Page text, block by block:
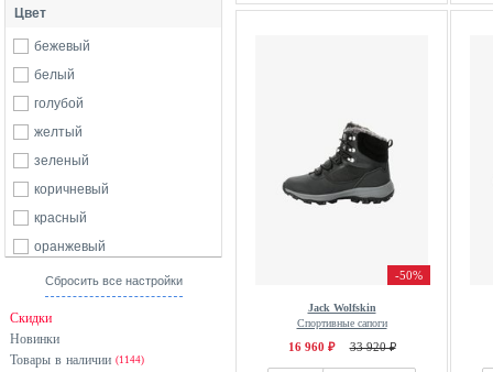
37.5
40 40.5
42.5 43
49
56 58
104 116
146 152
б/р
Цвет
бежевый
белый
голубой
желтый
зеленый
коричневый
красный
оранжевый
розовый
синий
Сбросить все настройки
Скидки
Новинки
Товары в наличии (1144)
-50%
Jack Wolfskin
Спортивные сапоги
16 960 ₽ 33 920 ₽